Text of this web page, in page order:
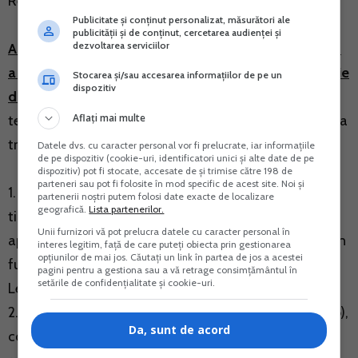
A. Pentru angajatorii care au instalat versiunea 6.0.4
a aplicatiei Revisal sau au actualizat aplicatia proprie
de gestiune a salariatilor
tehnice revizuite la data de 15 martie 2016 si trebuie sa
transmita registrul, solutia de moment este:
1. inventarierea contractelor care fac obiectul acestui
tip de suspendare (in situatia celor care folosesc noua
aplicatie Revisal, folosirea listei generate automat prin
functiunea Instrumente – Anulare Suspendare Temei
Legal Eliminat);
2. anularea suspendarii conform cod art. 51 alin. 1 lit. b),
contractul revenind la starea anterioara inregistrarii
Publicitate și conținut personalizat, măsurători ale
publicității și de conținut, cercetarea audienței și
dezvoltarea serviciilor
Stocarea și/sau accesarea informațiilor de pe un
dispozitiv
Aflați mai multe
Datele dvs. cu caracter personal vor fi prelucrate, iar informațiile
de pe dispozitiv (cookie-uri, identificatori unici și alte date de pe
dispozitiv) pot fi stocate, accesate de și trimise către 198 de
parteneri sau pot fi folosite în mod specific de acest site. Noi și
partenerii noștri putem folosi date exacte de localizare
geografică.Lista partenerilor.
Unii furnizori vă pot prelucra datele cu caracter personal în
interes legitim, față de care puteți obiecta prin gestionarea
opțiunilor de mai jos. Căutați un link în partea de jos a acestei
pagini pentru a gestiona sau a vă retrage consimțământul în
setările de confidențialitate și cookie-uri.
Da, sunt de acord